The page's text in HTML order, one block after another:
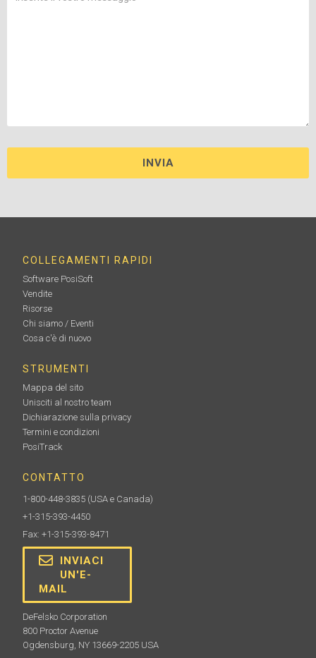
COLLEGAMENTI RAPIDI
Software PosiSoft
Vendite
Risorse
Chi siamo / Eventi
Cosa c'è di nuovo
STRUMENTI
Mappa del sito
Unisciti al nostro team
Dichiarazione sulla privacy
Termini e condizioni
PosiTrack
CONTATTO
1-800-448-3835 (USA e Canada)
+1-315-393-4450
Fax: +1-315-393-8471
INVIACI
UN'E-
MAIL
DeFelsko Corporation
800 Proctor Avenue
Ogdensburg, NY 13669-2205 USA